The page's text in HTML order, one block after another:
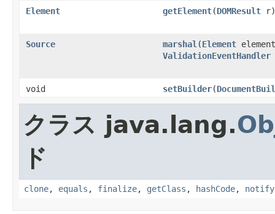
Element
getElement(DOMResult r)
Source marshal (Element
ValidationEventHandler
void setBuilder(
クラス java.lang.
ド
clone, equals , finalize, getClass , hashCode, notify